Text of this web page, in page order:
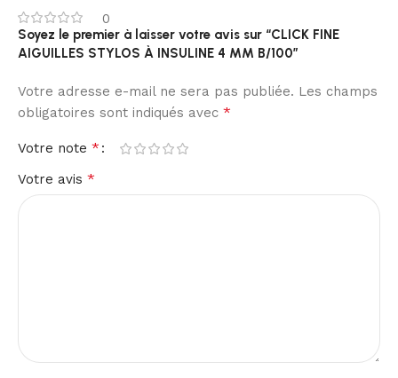
0
Soyez le premier à laisser votre avis sur “CLICK FINE
AIGUILLES STYLOS À INSULINE 4 MM B/100”
Votre adresse e-mail ne sera pas publiée. Les champs
obligatoires sont indiqués avec *
Votre note *
Votre avis *